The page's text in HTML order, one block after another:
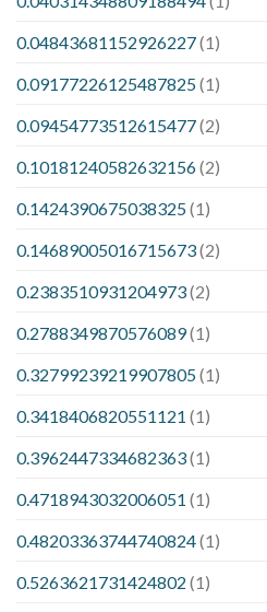
0.04843681152926227(1)
0.09177226125487825(1)
0.09454773512615477(2)
0.10181240582632156(2)
0.1424390675038325(1)
0.14689005016715673(2)
0.2383510931204973(2)
0.2788349870576089(1)
0.32799239219907805(1)
0.3418406820551121 (1)
0.3962447334682363(1)
0.4718943032006051 (1)
0.48203363744740824(1)
0.5263621731424802 (1)